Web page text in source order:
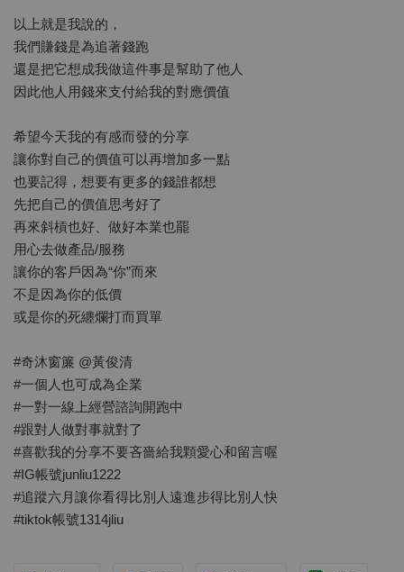
以上就是我說的，
我們賺錢是為追著錢跑
還是把它想成我做這件事是幫助了他人
因此他人用錢來支付給我的對應價值
希望今天我的有感而發的分享
讓你對自己的價值可以再增加多一點
也要記得，想要有更多的錢誰都想
先把自己的價值思考好了
再來斜槓也好、做好本業也罷
用心去做產品/服務
讓你的客戶因為“你”而來
不是因為你的低價
或是你的死纏爛打而買單
#奇沐窗簾 @黃俊清
#一個人也可成為企業
#一對一線上經營諮詢開跑中
#跟對人做對事就對了
#喜歡我的分享不要吝嗇給我顆愛心和留言喔
#IG帳號junliu1222
#追蹤六月讓你看得比別人遠進步得比別人快
#tiktok帳號1314jliu